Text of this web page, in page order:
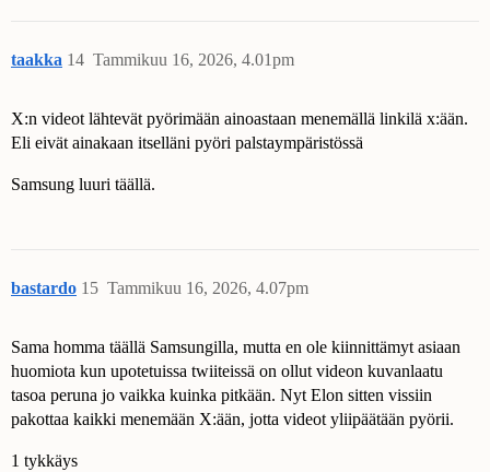
taakka Tammikuu 16, 2026, 4.01pm
14
X:n videot lähtevät pyörimään ainoastaan menemällä linkilä x:ään.
Eli eivät ainakaan itselläni pyöri palstaympäristössä
Samsung luuri täällä.
bastardo Tammikuu 16, 2026, 4.07pm
15
Sama homma täällä Samsungilla, mutta en ole kiinnittämyt asiaan
huomiota kun upotetuissa twiiteissä on ollut videon kuvanlaatu
tasoa peruna jo vaikka kuinka pitkään. Nyt Elon sitten vissiin
pakottaa kaikki menemään X:ään, jotta videot yliipäätään pyörii.
1 tykkäys